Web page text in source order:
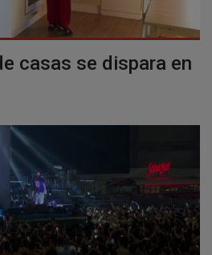
casas se dispara en